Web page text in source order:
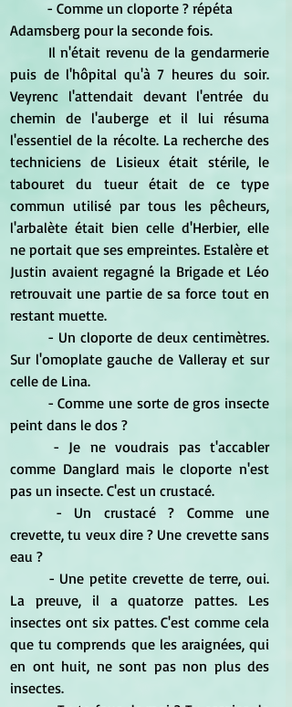
Adamsberg pour la seconde fois.
puis de l'hôpital qu'à 7 heures du soir.
Veyrenc l'attendait devant l'entrée du
chemin de l'auberge et il lui résuma
l'essentiel de la récolte. La recherche des
techniciens de Lisieux était stérile, le
tabouret du tueur était de ce type
commun utilisé par tous les pêcheurs,
l'arbalète était bien celle d'Herbier, elle
ne portait que ses empreintes. Estalère et
Justin avaient regagné la Brigade et Léo
retrouvait une partie de sa force tout en
restant muette.
Sur l'omoplate gauche de Valleray et sur
celle de Lina.
peint dans le dos ?
comme Danglard mais le cloporte n'est
pas un insecte. C'est un crustacé.
crevette, tu veux dire ? Une crevette sans
eau ?
La preuve, il a quatorze pattes. Les
insectes ont six pattes. C'est comme cela
que tu comprends que les araignées, qui
en ont huit, ne sont pas non plus des
insectes.